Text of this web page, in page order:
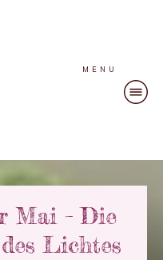
MENU
Mai – Die
Lichtes